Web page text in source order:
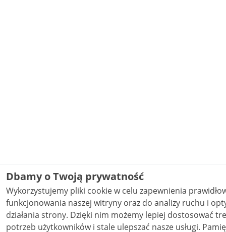
Dbamy o Twoją prywatność
Wykorzystujemy pliki cookie w celu zapewnienia
funkcjonowania naszej witryny oraz do analizy ruchu i
działania strony. Dzięki nim możemy lepiej dostosować treści do
potrzeb użytkowników i stale ulepszać nasze usługi. Pamiętaj, że